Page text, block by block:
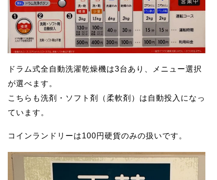
ドラム式全自動洗濯乾燥機は3台あり、メニュー選択
が選べます。
こちらも洗剤・ソフト剤（柔軟剤）は自動投入になっ
ています。
コインランドリーは100円硬貨のみの扱いです。